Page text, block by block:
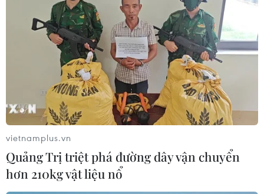
vietnamplus.vn
Quảng Trị triệt phá đường dây vận chuyển
hơn 210kg vật liệu nổ